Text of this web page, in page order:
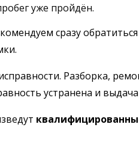
уже пройдён.
сразу
Разборка,
устранена и